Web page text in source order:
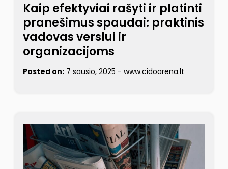
Kaip efektyviai rašyti ir platinti
pranešimus spaudai: praktinis
vadovas verslui ir
organizacijoms
Posted on: 7 sausio, 2025 - www.cidoarena.lt